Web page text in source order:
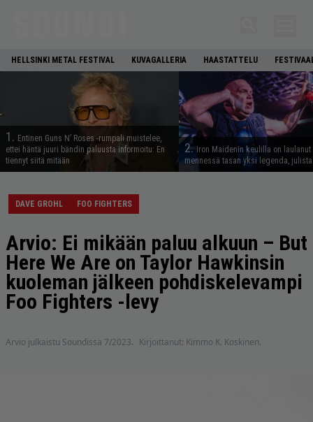
HELLSINKI METAL FESTIVAL KUVAGALLERIA HAASTATTELU
1. Entinen Guns N’ Roses -rumpali muistelee,
ettei häntä juuri bändin paluusta informoitu: En
tiennyt siitä mitään
2. Iron Maidenin keulilla on laulanut
mennessä tasan yksi legenda,
DAVE GROHL FOO FIGHTERS
Arvio: Ei mikään paluu alkuun – But
Here We Are on Taylor Hawkinsin
kuoleman jälkeen pohdiskelevampi
Foo Fighters -levy
Arvio julkaistu Soundissa 7/2023. Kirjoittanut: Kimmo K. Koskinen.